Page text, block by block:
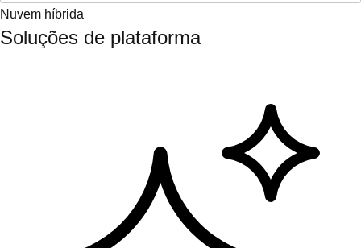
Nuvem híbrida
Soluções de plataforma